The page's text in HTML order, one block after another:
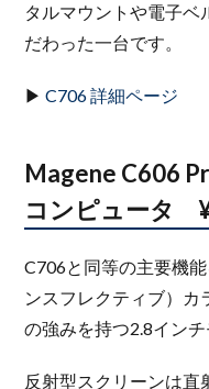
タルマウントや電子ベ
だわった一台です。
▶ C706 詳細ページ
Magene C606
コンピュータ
C706と同等の主要機
ンスフレクティブ）カ
の強みを持つ2.8インチ
反射型スクリーンは直